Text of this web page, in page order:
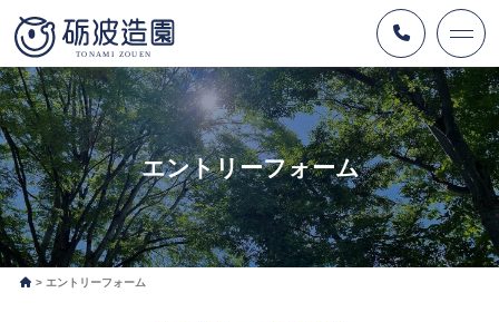
エントリーフォーム
エントリーフォーム